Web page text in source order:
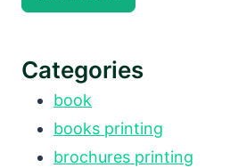
Categories
book
books printing
brochures printing